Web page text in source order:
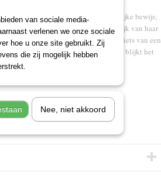
een ingehuurde detective het gruwelijke bewijs;
maar nu kan hij wel eindelijk van haar
het leven gaan. Teresa wil echter niets van een
te gaan ... haar vermoorden. Dit blijkt het
van sociale media-
verlenen we onze sociale
hoe u onze site gebruikt. Zij
die zij mogelijk hebben
Nee, niet akkoord